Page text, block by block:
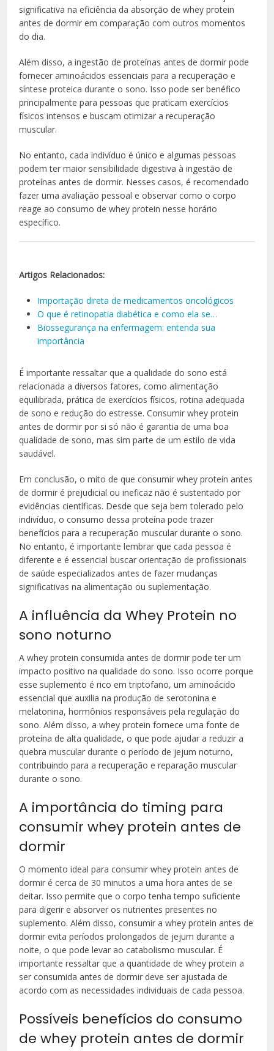
significativa na eficiência da absorção de whey protein
antes de dormir em comparação com outros momentos
do dia.
Além disso, a ingestão de proteínas antes de dormir pode
fornecer aminoácidos essenciais para a recuperação e
síntese proteica durante o sono. Isso pode ser benéfico
principalmente para pessoas que praticam exercícios
físicos intensos e buscam otimizar a recuperação
muscular.
No entanto, cada indivíduo é único e algumas pessoas
podem ter maior sensibilidade digestiva à ingestão de
proteínas antes de dormir. Nesses casos, é recomendado
fazer uma avaliação pessoal e observar como o corpo
reage ao consumo de whey protein nesse horário
específico.
Artigos Relacionados:
Importação direta de medicamentos oncológicos
O que é retinopatia diabética e como ela se…
Biossegurança na enfermagem: entenda sua
importância
É importante ressaltar que a qualidade do sono está
relacionada a diversos fatores, como alimentação
equilibrada, prática de exercícios físicos, rotina adequada
de sono e redução do estresse. Consumir whey protein
antes de dormir por si só não é garantia de uma boa
qualidade de sono, mas sim parte de um estilo de vida
saudável.
Em conclusão, o mito de que consumir whey protein antes
de dormir é prejudicial ou ineficaz não é sustentado por
evidências científicas. Desde que seja bem tolerado pelo
indivíduo, o consumo dessa proteína pode trazer
benefícios para a recuperação muscular durante o sono.
No entanto, é importante lembrar que cada pessoa é
diferente e é essencial buscar orientação de profissionais
de saúde especializados antes de fazer mudanças
significativas na alimentação ou suplementação.
A influência da Whey Protein no
sono noturno
A whey protein consumida antes de dormir pode ter um
impacto positivo na qualidade do sono. Isso ocorre porque
esse suplemento é rico em triptofano, um aminoácido
essencial que auxilia na produção de serotonina e
melatonina, hormônios responsáveis pela regulação do
sono. Além disso, a whey protein fornece uma fonte de
proteína de alta qualidade, o que pode ajudar a reduzir a
quebra muscular durante o período de jejum noturno,
contribuindo para a recuperação e reparação muscular
durante o sono.
A importância do timing para
consumir whey protein antes de
dormir
O momento ideal para consumir whey protein antes de
dormir é cerca de 30 minutos a uma hora antes de se
deitar. Isso permite que o corpo tenha tempo suficiente
para digerir e absorver os nutrientes presentes no
suplemento. Além disso, consumir a whey protein antes de
dormir evita períodos prolongados de jejum durante a
noite, o que pode levar ao catabolismo muscular. É
importante ressaltar que a quantidade de whey protein a
ser consumida antes de dormir deve ser ajustada de
acordo com as necessidades individuais de cada pessoa.
Possíveis benefícios do consumo
de whey protein antes de dormir